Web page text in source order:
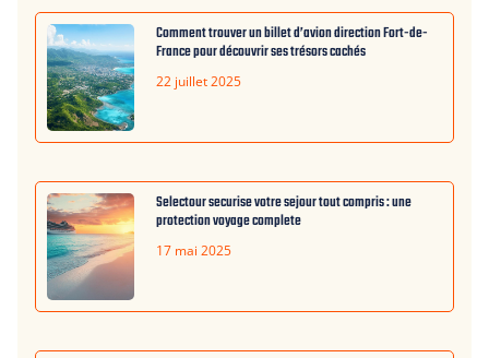
Comment trouver un billet d’avion direction Fort-de-
France pour découvrir ses trésors cachés
22 juillet 2025
Selectour securise votre sejour tout compris : une
protection voyage complete
17 mai 2025